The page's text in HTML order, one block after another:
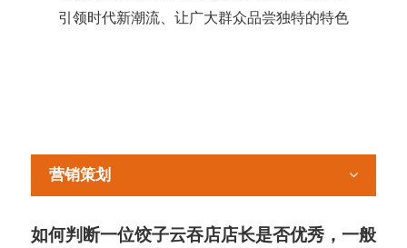
引领时代新潮流、让广大群众品尝独特的特色
营销策划
如何判断一位饺子云吞店店长是否优秀，一般